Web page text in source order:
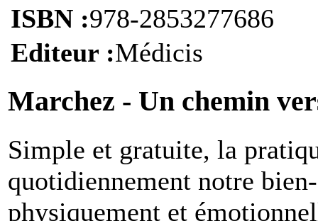
ISBN :978-2853277686
Editeur :Médicis
Marchez - Un chemin
Simple et gratuite, la
quotidiennement notre
physiquement et